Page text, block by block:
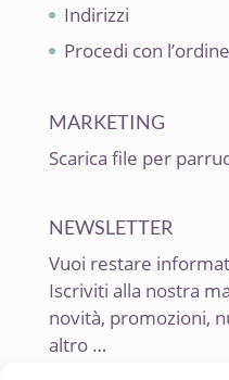
Indirizzi
Procedi con l’ordine
MARKETING
Scarica file per
NEWSLETTER
Vuoi restare
Iscriviti alla nostra
novità, promozioni,
altro …